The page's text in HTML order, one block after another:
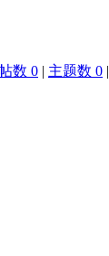
数 0 | 主题数 0 |